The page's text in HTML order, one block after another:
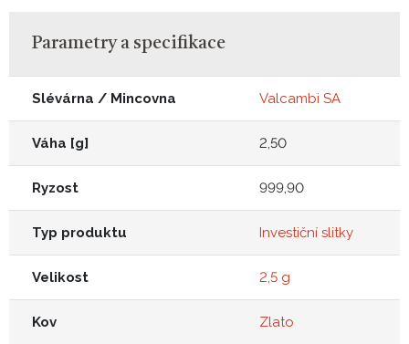
Parametry a specifikace
Slévárna / Mincovna Valcambi SA
Váha [g] 2,50
Ryzost 999,90
Typ produktu Investiční slitky
Velikost 2,5 g
Kov Zlato